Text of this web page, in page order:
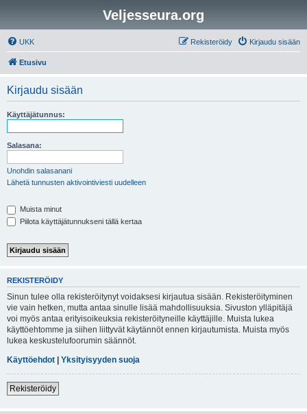
Veljesseura.org
UKK Kirjaudu sisään
Rekisteröidy
Etusivu
Kirjaudu sisään
Käyttäjätunnus:
Salasana:
Unohdin salasanani
Lähetä tunnusten aktivointiviesti uudelleen
Muista minut
Piilota käyttäjätunnukseni tällä kertaa
REKISTERÖIDY
Sinun tulee olla rekisteröitynyt voidaksesi kirjautua sisään. Rekisteröityminen
vie vain hetken, mutta antaa sinulle lisää mahdollisuuksia. Sivuston ylläpitäjä
voi myös antaa erityisoikeuksia rekisteröityneille käyttäjille. Muista lukea
käyttöehtomme ja siihen liittyvät käytännöt ennen kirjautumista. Muista myös
lukea keskustelufoorumin säännöt.
Käyttöehdot | Yksityisyyden suoja
Rekisteröidy